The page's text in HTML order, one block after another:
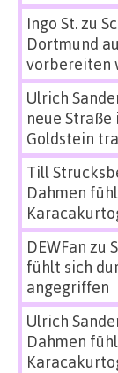
Ingo St.zu
Dortmund
vorbereiten
Ulrich
neue
Goldstein
Till
Dahmen
DEWFan zu
fühlt sich
angegriffen
Ulrich
Dahmen